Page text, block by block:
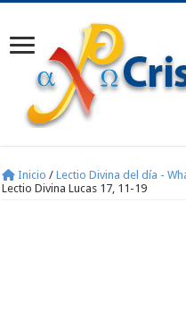
Inicio / Lectio Divina del día -
Lectio Divina Lucas 17, 11-19